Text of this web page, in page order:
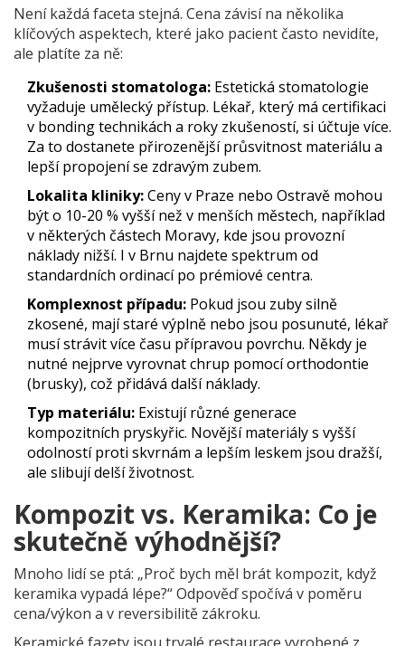
Není každá faceta stejná. Cena závisí na několika
klíčových aspektech, které jako pacient často nevidíte,
ale platíte za ně:
Zkušenosti stomatologa: Estetická stomatologie
vyžaduje umělecký přístup. Lékař, který má certifikaci
v bonding technikách a roky zkušeností, si účtuje více.
Za to dostanete přirozenější průsvitnost materiálu a
lepší propojení se zdravým zubem.
Lokalita kliniky:Ceny v Praze nebo Ostravě mohou
být o 10-20 % vyšší než v menších městech, například
v některých částech Moravy, kde jsou provozní
náklady nižší. I v Brnu najdete spektrum od
standardních ordinací po prémiové centra.
Komplexnost případu: Pokud jsou zuby silně
zkosené, mají staré výplně nebo jsou posunuté, lékař
musí strávit více času přípravou povrchu. Někdy je
nutné nejprve vyrovnat chrup pomocí orthodontie
(brusky), což přidává další náklady.
Typ materiálu: Existují různé generace
kompozitních pryskyřic. Novější materiály s vyšší
odolností proti skvrnám a lepším leskem jsou dražší,
ale slibují delší životnost.
Kompozit vs. Keramika: Co je
skutečně výhodnější?
Mnoho lidí se ptá: „Proč bych měl brát kompozit, když
keramika vypadá lépe?“ Odpověď spočívá v poměru
cena/výkon a v reversibilitě zákroku.